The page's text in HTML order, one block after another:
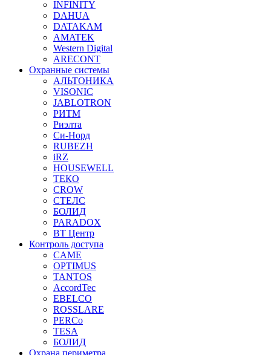
INFINITY
DAHUA
DATAKAM
AMATEK
Western Digital
ARECONT
Охранные системы
АЛЬТОНИКА
VISONIC
JABLOTRON
РИТМ
Риэлта
Си-Норд
RUBEZH
iRZ
HOUSEWELL
ТЕКО
CROW
СТЕЛС
БОЛИД
PARADOX
ВТ Центр
Контроль доступа
CAME
OPTIMUS
TANTOS
AccordTec
EBELCO
ROSSLARE
PERCo
TESA
БОЛИД
Охрана периметра